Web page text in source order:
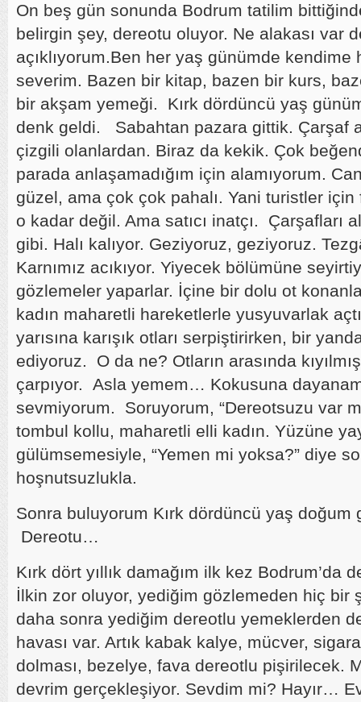
On beş gün sonunda Bodrum tatilim
belirgin şey, dereotu oluyor. Ne alakası var
açıklıyorum.Ben her yaş günümde
severim. Bazen bir kitap, bazen bir kurs,
bir akşam yemeği. Kırk dördüncü yaş
denk geldi. Sabahtan pazara gittik. Çarşaf
çizgili olanlardan. Biraz da kekik. Çok
parada anlaşamadığım için alamıyorum.
güzel, ama çok çok pahalı. Yani turistler için
o kadar değil. Ama satıcı inatçı. Çarşafları
gibi. Halı kalıyor. Geziyoruz, geziyoruz.
Karnımız acıkıyor. Yiyecek bölümüne
gözlemeler yaparlar. İçine bir dolu ot
kadın maharetli hareketlerle yusyuvarlak
yarısına karışık otları serpiştirirken, bir
ediyoruz. O da ne? Otların arasında
çarpıyor. Asla yemem… Kokusuna
sevmiyorum. Soruyorum, “Dereotsuzu var
tombul kollu, maharetli elli kadın. Yüzüne
gülümsemesiyle, “Yemen mi yoksa?” diye
hoşnutsuzlukla.
Sonra buluyorum Kırk dördüncü yaş doğum
Dereotu…
Kırk dört yıllık damağım ilk kez Bodrum’da
İlkin zor oluyor, yediğim gözlemeden hiç bir
daha sonra yediğim dereotlu yemeklerden
havası var. Artık kabak kalye, mücver,
dolması, bezelye, fava dereotlu pişirilecek.
devrim gerçekleşiyor. Sevdim mi? Hayır…